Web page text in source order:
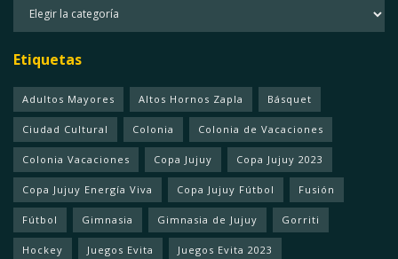
Etiquetas
Adultos Mayores Altos Hornos Zapla Básquet
Ciudad Cultural Colonia Colonia de Vacaciones
Colonia Vacaciones Copa Jujuy Copa Jujuy 2023
Copa Jujuy Energía Viva Copa Jujuy Fútbol Fusión
Fútbol Gimnasia Gimnasia de Jujuy Gorriti
Hockey Juegos Evita Juegos Evita 2023